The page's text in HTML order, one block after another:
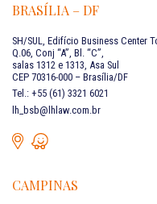
BRASÍLIA – DF
SH/SUL, Edifício Business Center
Q.06, Conj “A”, Bl. “C”,
salas 1312 e 1313, Asa Sul
CEP 70316-000 – Brasília/DF
Tel.: +55 (61) 3321 6021
lh_bsb@lhlaw.com.br
CAMPINAS